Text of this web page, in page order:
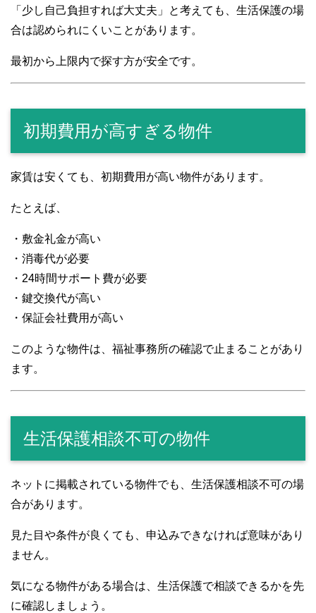
「少し自己負担すれば大丈夫」と考えても、生活保護の場
合は認められにくいことがあります。
最初から上限内で探す方が安全です。
初期費用が高すぎる物件
家賃は安くても、初期費用が高い物件があります。
たとえば、
・敷金礼金が高い
・消毒代が必要
・24時間サポート費が必要
・鍵交換代が高い
・保証会社費用が高い
このような物件は、福祉事務所の確認で止まることがあり
ます。
生活保護相談不可の物件
ネットに掲載されている物件でも、生活保護相談不可の場
合があります。
見た目や条件が良くても、申込みできなければ意味があり
ません。
気になる物件がある場合は、生活保護で相談できるかを先
に確認しましょう。